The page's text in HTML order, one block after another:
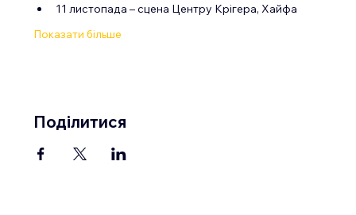
11 листопада – сцена Центру Крігера, Хайфа
Показати більше
Поділитися